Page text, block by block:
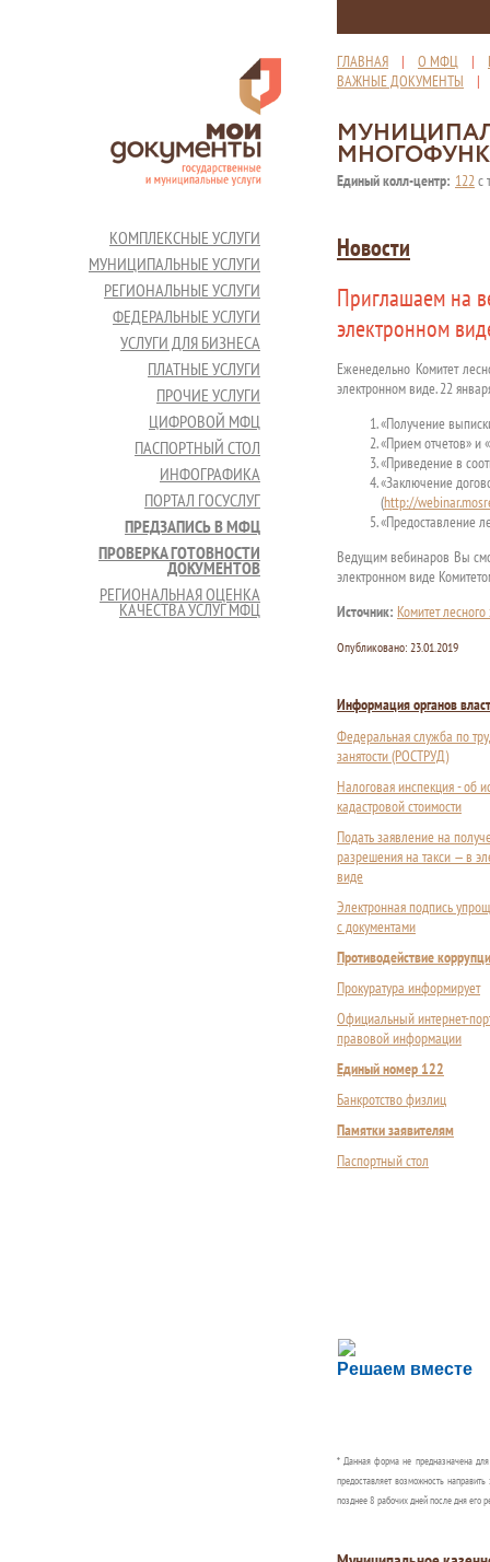
ГЛАВНАЯ | О МФЦ |
ВАЖНЫЕ ДОКУМЕНТЫ
Единый колл-центр: 122с
КОМПЛЕКСНЫЕ УСЛУГИ
МУНИЦИПАЛЬНЫЕ УСЛУГИ
РЕГИОНАЛЬНЫЕ УСЛУГИ
ФЕДЕРАЛЬНЫЕ УСЛУГИ
УСЛУГИ ДЛЯ БИЗНЕСА
ПЛАТНЫЕ УСЛУГИ
ПРОЧИЕ УСЛУГИ
ЦИФРОВОЙ МФЦ
ПАСПОРТНЫЙ СТОЛ
ИНФОГРАФИКА
ПОРТАЛ ГОСУСЛУГ
ПРЕДЗАПИСЬ В МФЦ
ПРОВЕРКА ГОТОВНОСТИ
ДОКУМЕНТОВ
РЕГИОНАЛЬНАЯ ОЦЕНКА
КАЧЕСТВА УСЛУГ МФЦ
Новости
Приглашаем на
электронном
Еженедельно Комитет
электронном виде. 22
«Получение
«Прием отчетов» и
«Приведение в
«Заключение
(http://
«Предоставление
Ведущим вебинаров Вы
электронном виде
Источник: Комитет
Опубликовано: 23.01.2019
Информация органов
Федеральная служба по
занятости (РОСТРУД)
Налоговая инспекция - об
кадастровой стоимости
Подать заявление на
разрешения на такси — в
виде
Электронная подпись
с документами
Противодействие
Прокуратура информирует
Официальный интернет-
правовой информации
Единый номер 122
Банкротство физлиц
Памятки заявителям
Паспортный стол
Решаем вместе
Сложности с
Сообщите об этом
* Данная форма не предназначена
предоставляет возможность
позднее 8 рабочих дней после дня его